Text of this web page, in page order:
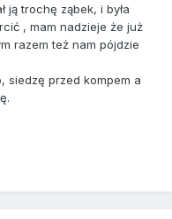
ją trochę ząbek, i była
, mam nadzieje że już
razem też nam pójdzie
siedzę przed kompem a